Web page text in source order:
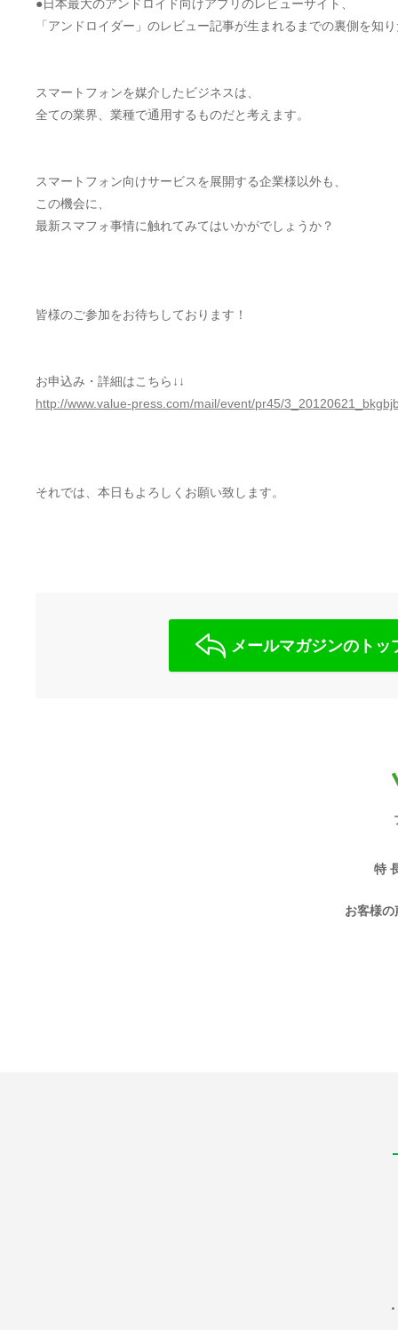
●日本最大のアンドロイド向けアプリのレビューサイト、
「アンドロイダー」のレビュー記事が生まれるまでの裏側を知
スマートフォンを媒介したビジネスは、
全ての業界、業種で通用するものだと考えます。
スマートフォン向けサービスを展開する企業様以外も、
この機会に、
最新スマフォ事情に触れてみてはいかがでしょうか？
皆様のご参加をお待ちしております！
お申込み・詳細はこちら↓↓
http://www.value-press.com/mail/event/pr45/
それでは、本日もよろしくお願い致します。
メールマガジンのトッ
特
お客様の